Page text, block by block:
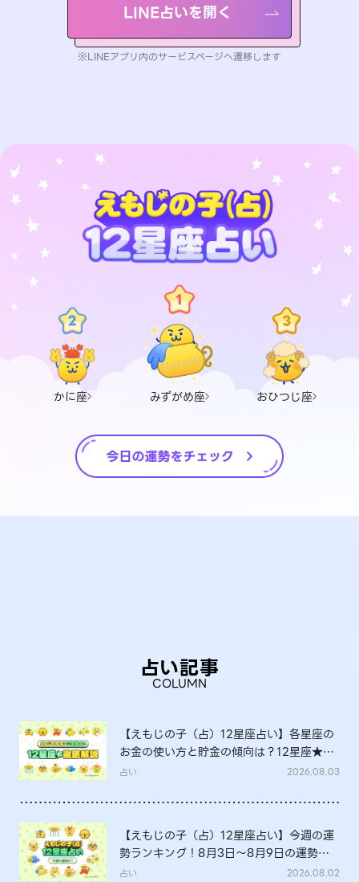
LINE占いを開く
※LINEアプリ内のサービスページへ遷移します
かに座 みずがめ座 おひつじ座
占い記事
COLUMN
【えもじの子（占）12星座占い】各星座の
お金の使い方と貯金の傾向は？12星座★徹
底解説
占い 2026.08.03
【えもじの子（占）12星座占い】今週の運
勢ランキング！8月3日～8月9日の運勢
は？
占い 2026.08.02